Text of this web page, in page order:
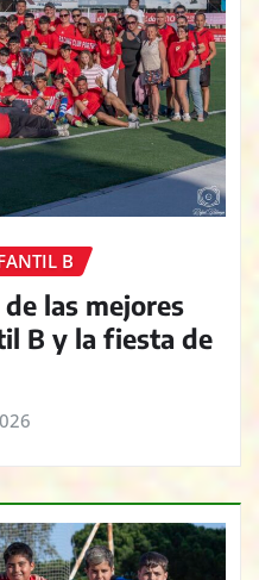
B
las mejores
B y la fiesta de